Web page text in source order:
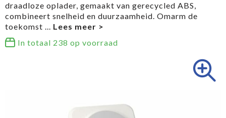
Sport
draadloze oplader, gemaakt van gerecycled ABS,
combineert snelheid en duurzaamheid. Omarm de
toekomst ...
In totaal 238 op voorraad